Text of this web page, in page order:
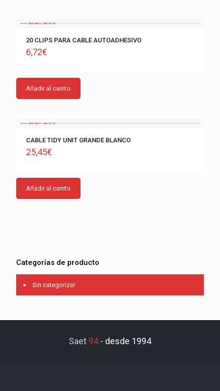
20 CLIPS PARA CABLE AUTOADHESIVO
6,72€
Añadir al carrito
CABLE TIDY UNIT GRANDE BLANCO
25,45€
Añadir al carrito
Categorías de producto
Sin categorizar
Saet 94- desde 1994